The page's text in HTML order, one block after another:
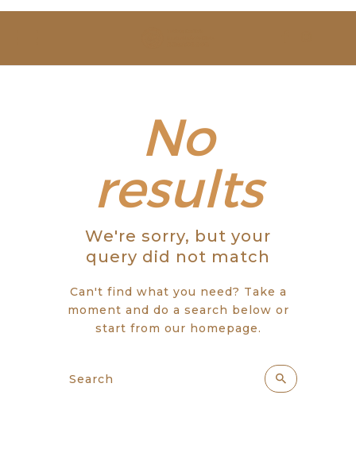
ESTUDAR
NOTÍCIAS
GALERIA
CONTACTOS
No
results
We're sorry, but your
query did not match
Can't find what you need? Take a
moment and do a search below or
start from our homepage.